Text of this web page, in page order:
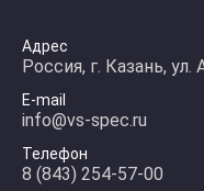
Адрес
Россия, г. Казань,
E-mail
info@vs-spec.ru
Телефон
8 (843) 254-57-00